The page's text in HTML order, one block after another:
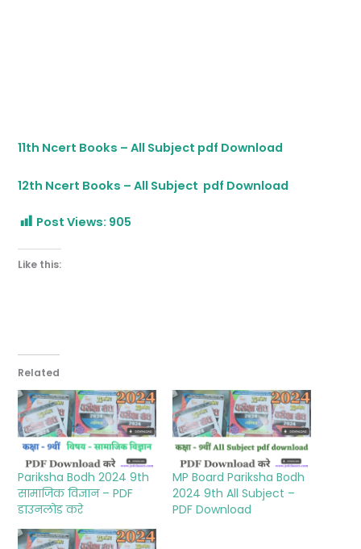
11th Ncert Books – All Subject pdf Download
12th Ncert Books – All Subject pdf Download
Post Views: 905
Like this:
Related
Pariksha Bodh 2024 9th
सामाजिक विज्ञान – PDF
डाउनलोड करे
MP Board Pariksha Bodh
2024 9th All Subject –
PDF Download